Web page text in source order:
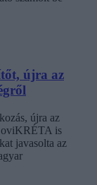
újra az
újra az
oviKRÉTA is
javasolta az